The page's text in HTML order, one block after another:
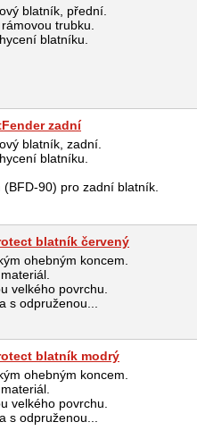
blatník, přední.
trubku.
blatníku.
zadní
blatník, zadní.
blatníku.
90) pro zadní blatník.
blatník červený
ohebným koncem.
velkého povrchu.
s odpruženou...
blatník modrý
ohebným koncem.
velkého povrchu.
s odpruženou...